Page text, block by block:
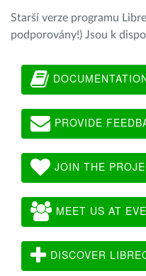
Starší verze programu
podporovány!) Jsou k
PROVIDE
JOIN THE
MEET US AT
DISCOVER